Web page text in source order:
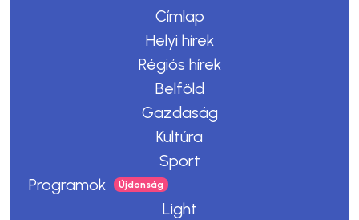
Címlap
Helyi hírek
Régiós hírek
Belföld
Gazdaság
Kultúra
Sport
Programok
Light